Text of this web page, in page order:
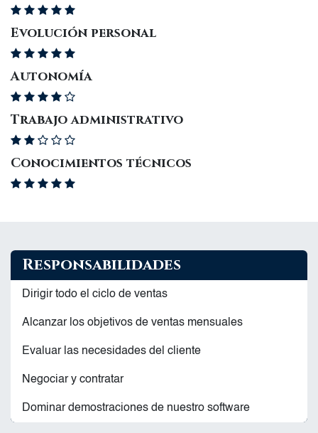
Evolución personal
Autonomía
Trabajo administrativo
Conocimientos técnicos
Responsabilidades
Dirigir todo el ciclo de ventas
Alcanzar los objetivos de ventas mensuales
Evaluar las necesidades del cliente
Negociar y contratar
Dominar demostraciones de nuestro software